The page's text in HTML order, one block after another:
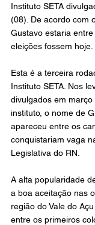
Instituto SETA
(08). De acordo com
Gustavo estaria
eleições fossem hoje.
Esta é a terceira
Instituto SETA. Nos
divulgados em
instituto, o nome de
apareceu entre os
conquistariam vaga
Legislativa do RN.
A alta popularidade
a boa aceitação nas
região do Vale do
entre os primeiros